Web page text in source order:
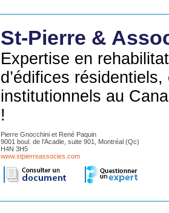
St-Pierre &
Expertise en
d’édifices
institutionnels au
!
Pierre Gnocchini et René Paquin
9001 boul. de l'Acadie, suite 901, Montréal (Qc)
H4N 3H5
www.stpierreassocies.com